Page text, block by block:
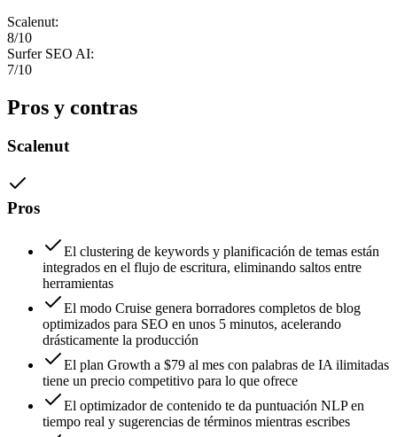
Scalenut:
8/10
Surfer SEO AI:
7/10
Pros y contras
Scalenut
Pros
El clustering de keywords y planificación de temas están
integrados en el flujo de escritura, eliminando saltos entre
herramientas
El modo Cruise genera borradores completos de blog
optimizados para SEO en unos 5 minutos, acelerando
drásticamente la producción
El plan Growth a $79 al mes con palabras de IA ilimitadas
tiene un precio competitivo para lo que ofrece
El optimizador de contenido te da puntuación NLP en
tiempo real y sugerencias de términos mientras escribes